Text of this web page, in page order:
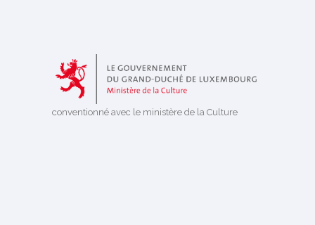
conventionné avec le ministère de la Culture